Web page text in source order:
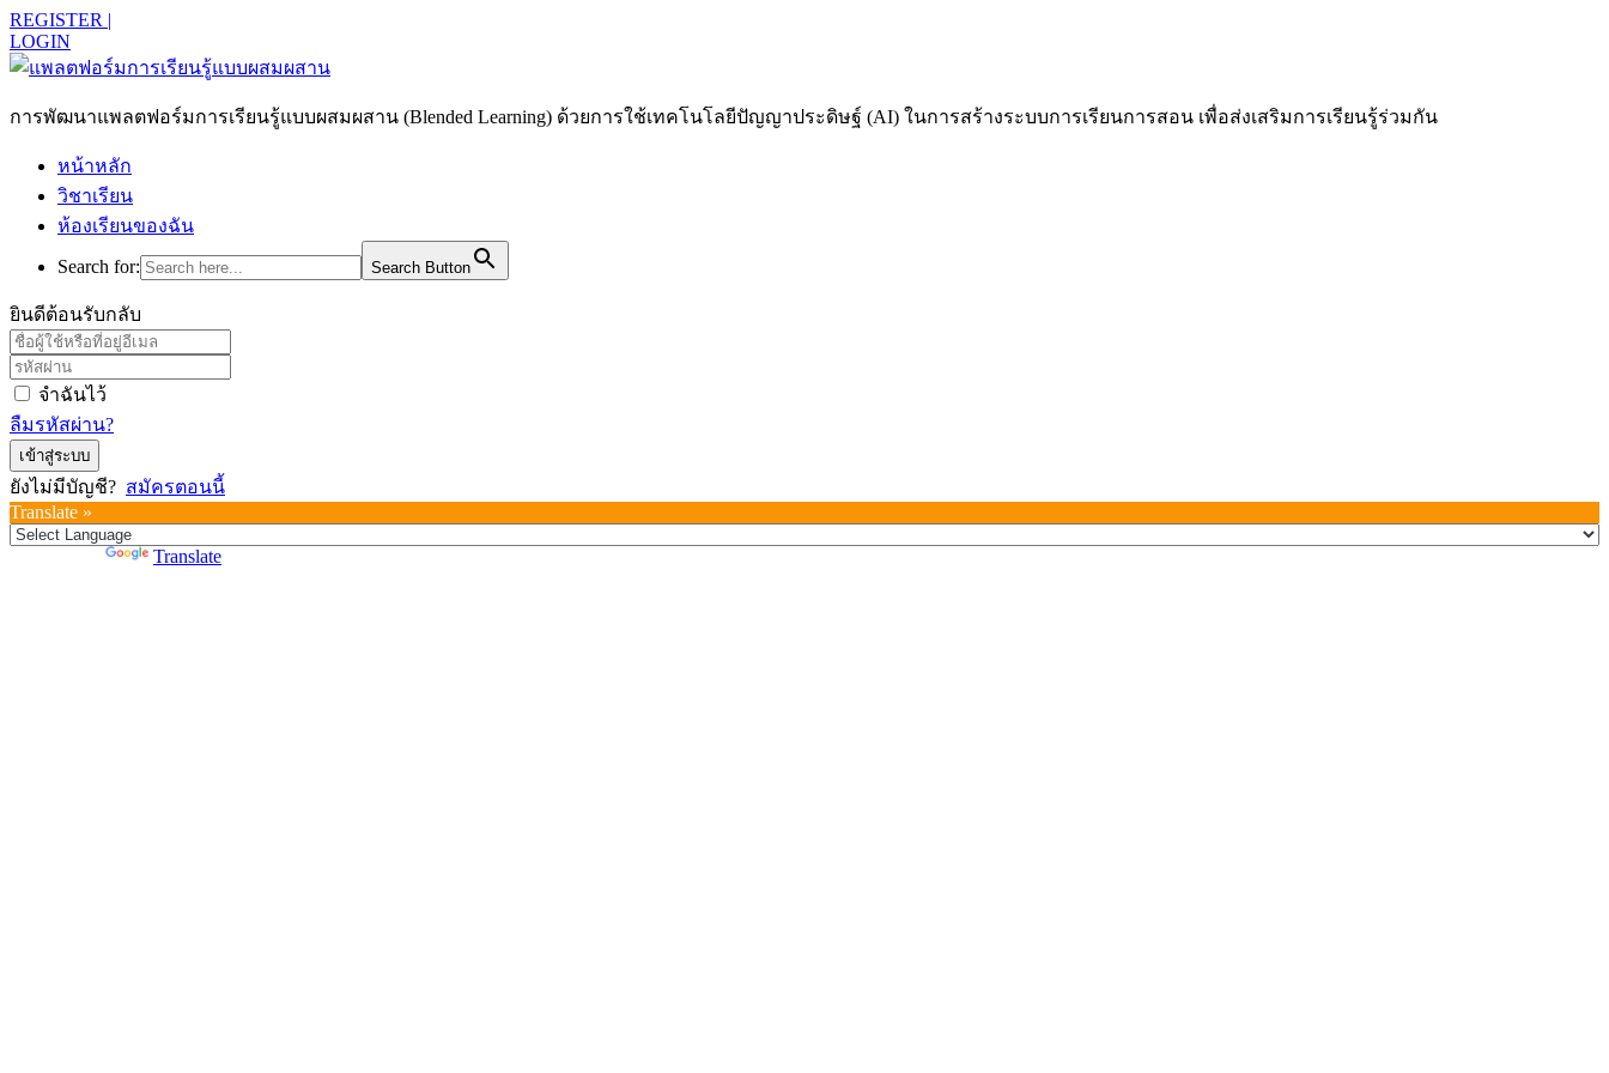
REGISTER |
LOGIN
การพัฒนาแพลตฟอร์มการเรียนรู้แบบผสมผสาน (Blended Learning) ด้วยการใช้เทคโนโลยีปัญญาประดิษฐ์ (AI) ในการสร้างระบบการเรียนการสอน เพื่อส่งเสริมการเรียนรู้ร่วมกัน
หน้าหลัก
วิชาเรียน
ห้องเรียนของฉัน
Search for:
Search Button
ยินดีต้อนรับกลับ
จำฉันไว้
ลืมรหัสผ่าน?
เข้าสู่ระบบ
ยังไม่มีบัญชี? สมัครตอนนี้
Translate »
Translate